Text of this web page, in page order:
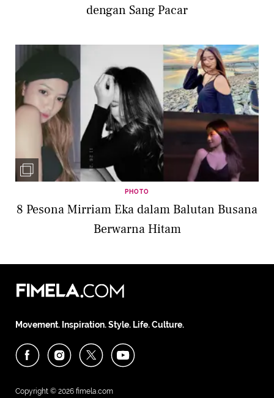
dengan Sang Pacar
PHOTO
8 Pesona Mirriam Eka dalam Balutan Busana
Berwarna Hitam
Movement. Inspiration. Style. Life. Culture.
Copyright © 2026 fimela.com